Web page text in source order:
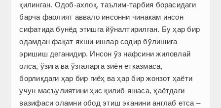
қилинган. Одоб-ахлоқ, таълим-тарбия борасидаги
барча фаолият аввало инсонни чинакам инсон
сифатида бунёд этишга йўналтирилган. Бу ҳар бир
одамдан фақат яхши ишлар содир бўлишига
эришиш деганидир. Инсон ўз нафсини жиловлай
олса, ўзига ва ўзгаларга зиён етказмаса,
борлиқдаги ҳар бир гиёҳ ва ҳар бир жонзот ҳаёти
учун масъулиятини ҳис қилиб яшаса, ҳаётдаги
вазифаси оламни обод этиш эканини англаб етса –